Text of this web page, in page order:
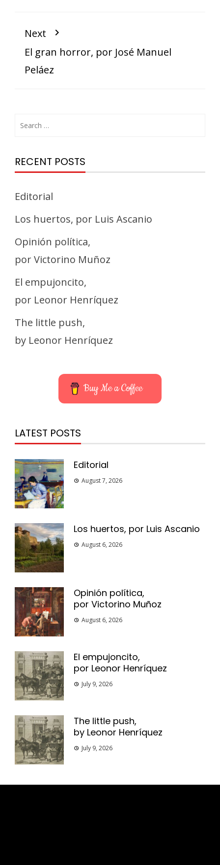
Next
El gran horror, por José Manuel
Peláez
RECENT POSTS
Editorial
Los huertos, por Luis Ascanio
Opinión política,
por Victorino Muñoz
El empujoncito,
por Leonor Henríquez
The little push,
by Leonor Henríquez
Buy Me a Coffee
LATEST POSTS
Editorial
August 7, 2026
Los huertos, por Luis Ascanio
August 6, 2026
Opinión política,
por Victorino Muñoz
August 6, 2026
El empujoncito,
por Leonor Henríquez
July 9, 2026
The little push,
by Leonor Henríquez
July 9, 2026